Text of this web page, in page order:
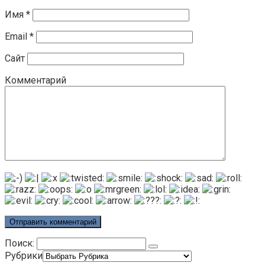
Имя *
Email *
Сайт
Комментарий
Поиск:
Рубрики